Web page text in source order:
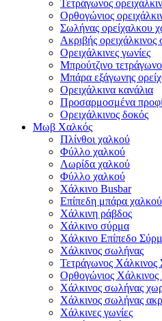
Τετράγωνος
Ορθογώνιος
Σωλήνας ορείχαλκου
Ακριβής
Ορειχάλκινες γωνίες
Μπρούτζινο
Μπάρα εξάγωνης
Ορειχάλκινα κανάλια
Προσαρμοσμένα
Ορειχάλκινος δοκός
Μωβ Χαλκός
Πλίνθοι χαλκού
Φύλλο χαλκού
Λωρίδα χαλκού
Φύλλο χαλκού
Χάλκινο Busbar
Επίπεδη μπάρα χαλκού
Χάλκινη ράβδος
Χάλκινο σύρμα
Χάλκινο Επίπεδο
Χάλκινος σωλήνας
Τετράγωνος Χάλκινος
Ορθογώνιος
Χάλκινος σωλήνας
Χάλκινος σωλήνας
Χάλκινες γωνίες